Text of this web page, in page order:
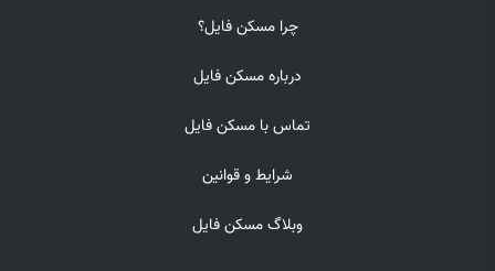
چرا مسکن فایل؟
درباره مسکن فایل
تماس با مسکن فایل
شرایط و قوانین
وبلاگ مسکن فایل